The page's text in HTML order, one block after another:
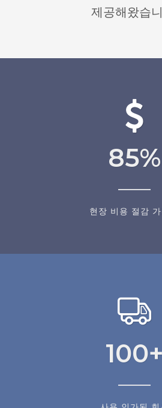
제공해왔습
85%
현장 비용 절감 가
100+